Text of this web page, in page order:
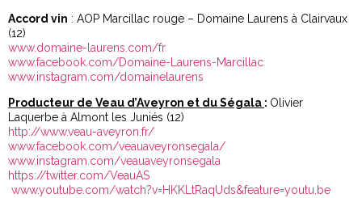
Accord vin : AOP Marcillac rouge – Domaine Laurens à Clairvaux
(12)
www.domaine-laurens.com/fr
www.facebook.com/Domaine-Laurens-Marcillac
www.instagram.com/domainelaurens
Producteur de Veau d’Aveyron et du Ségala : Olivier
Laquerbe à Almont les Juniés (12)
http://www.veau-aveyron.fr/
www.facebook.com/veauaveyronsegala/
www.instagram.com/veauaveyronsegala
https://twitter.com/VeauAS
www.youtube.com/watch?v=HKKLtRaqUds&feature=youtu.be